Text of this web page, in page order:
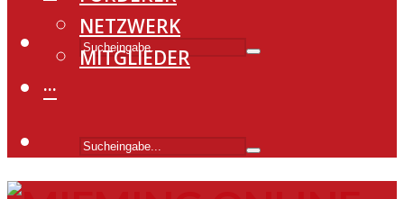
NETZWERK
MITGLIEDER
···